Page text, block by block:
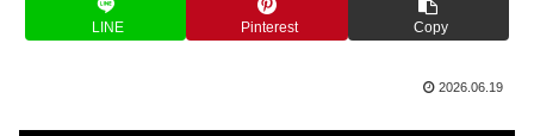
LINE Pinterest Copy
2026.06.19